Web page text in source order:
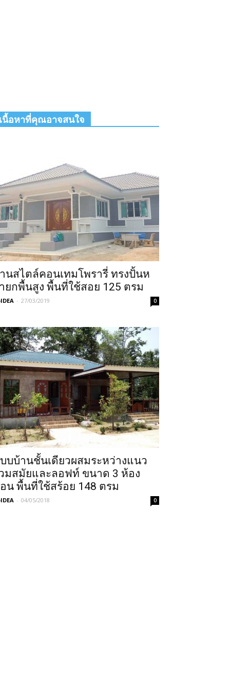
เนื้อหาที่คุณอาจสนใจ
นสไตล์คอนเทมโพรารี่ ทรงปั้นห
ยกพื้นสูง พื้นที่ใช้สอย 125 ตรม
- 27/03/2019 0
บบ้านชั้นเดียวผสมระหว่างแนว
มสมัยและลอฟท์ ขนาด 3 ห้อง
น พื้นที่ใช้สร้อย 148 ตรม
- 04/05/2018 0